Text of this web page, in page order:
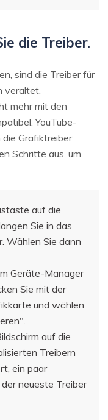
die Treiber.
sind die Treiber für
veraltet.
mehr mit den
YouTube-
Grafiktreiber
Schritte aus, um
auf die
Sie in das
Wählen Sie dann
Geräte-Manager
Sie mit der
und wählen
auf die
Treibern
ein paar
neueste Treiber